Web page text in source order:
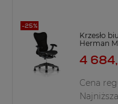
Krzesło
Herman
4
Cena